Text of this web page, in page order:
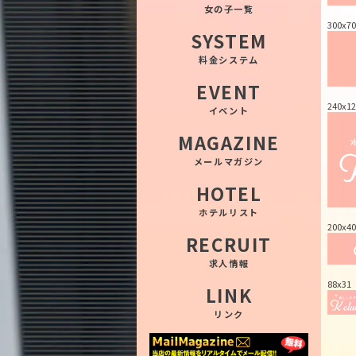
女の子一覧
SYSTEM
料金システム
EVENT
イベント
MAGAZINE
メールマガジン
HOTEL
ホテルリスト
RECRUIT
求人情報
LINK
リンク
300x70
200x40
88x31